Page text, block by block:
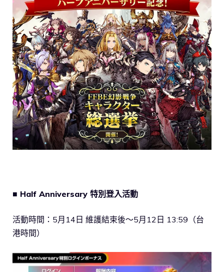
■ Half Anniversary 特別登入活動
活動時間：5月14日 維護結束後～5月12日 13:59（台
港時間）